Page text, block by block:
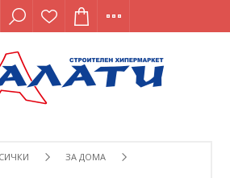
ЗА ДОМА